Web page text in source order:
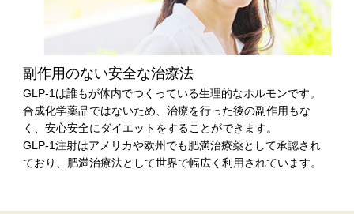
副作用のない安全な治療法
GLP-1は誰もが体内でつくっている生理的なホルモンです。
合成化学薬品ではないため、治療を行った後の副作用もな
く、安心安全にダイエットをすることができます。
GLP-1注射はアメリカや欧州でも肥満治療薬として承認され
ており、肥満治療法として世界で幅広く利用されています。